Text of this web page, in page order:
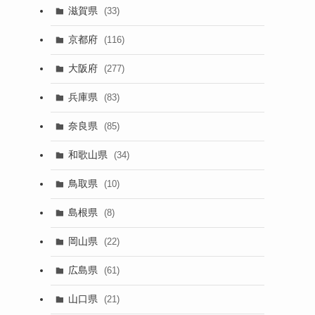
滋賀県 (33)
京都府 (116)
大阪府 (277)
兵庫県 (83)
奈良県 (85)
和歌山県 (34)
鳥取県 (10)
島根県 (8)
岡山県 (22)
広島県 (61)
山口県 (21)